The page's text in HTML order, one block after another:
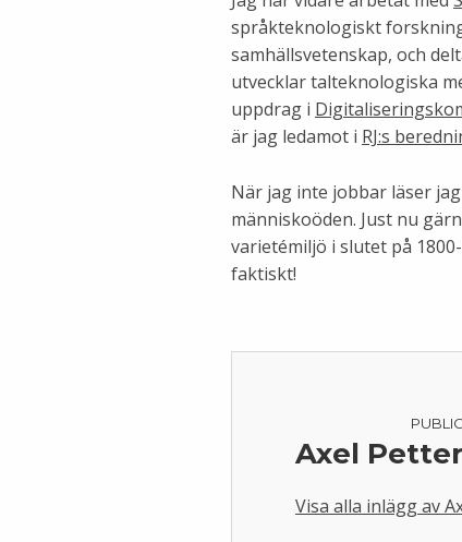
språkteknologiskt
samhällsvetenskap, och
utvecklar talteknologiska
uppdrag i
är jag ledamot i RJ:s
När jag inte jobbar läser
människoöden. Just nu
varietémiljö i slutet på
faktiskt!
Axel
Visa alla inlägg av